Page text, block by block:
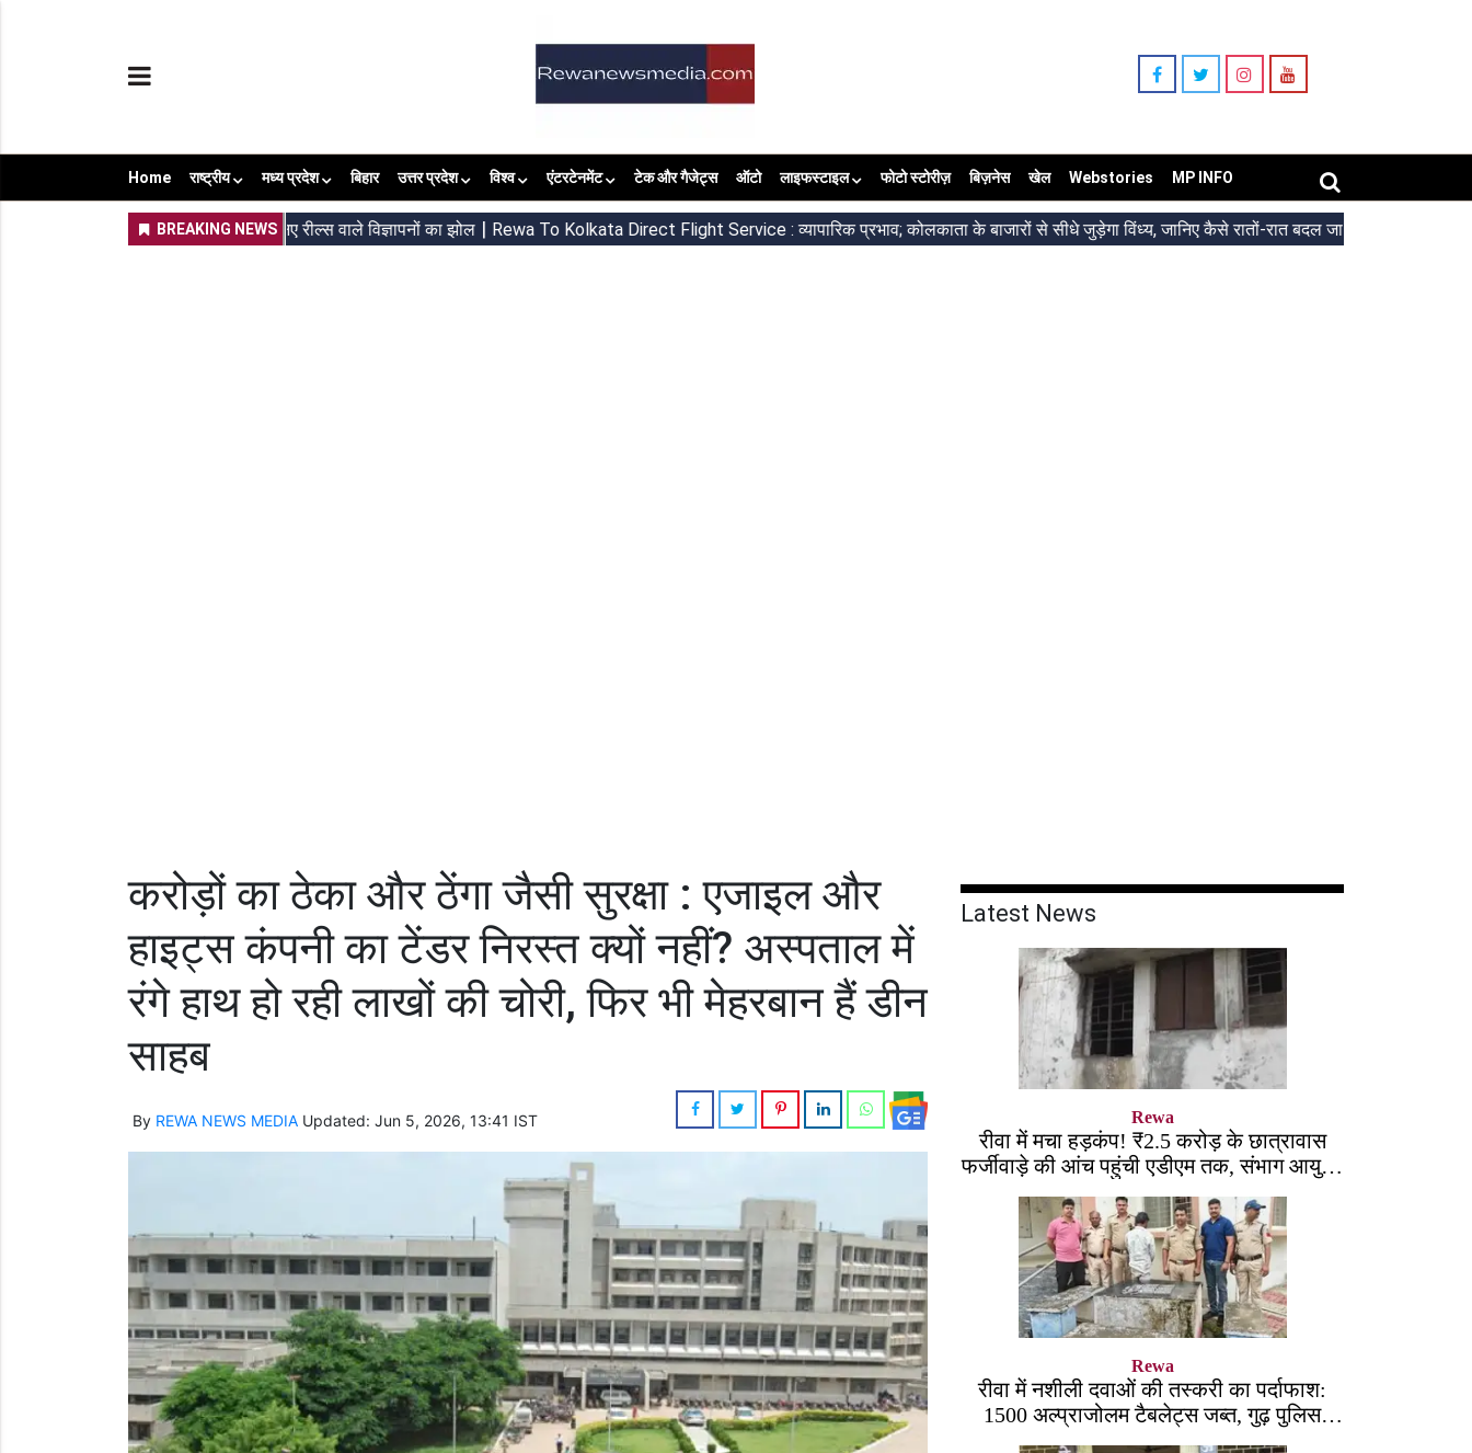
Home राष्ट्रीय मध्य प्रदेश बिहार उत्तर प्रदेश विश्व एंटरटेनमेंट टेक और गैजेट्स ऑटो लाइफस्टाइल फोटो स्टोरीज़ बिज़नेस खेल Webstories MP INFO
करोड़ों का ठेका और ठेंगा जैसी सुरक्षा : एजाइल और
हाइट्स कंपनी का टेंडर निरस्त क्यों नहीं? अस्पताल में
रंगे हाथ हो रही लाखों की चोरी, फिर भी मेहरबान हैं डीन
साहब
By REWA NEWS MEDIA Updated: Jun 5, 2026, 13:41 IST
Latest News
Rewa
रीवा में मचा हड़कंप! ₹2.5 करोड़ के छात्रावास
फर्जीवाड़े की आंच पहुंची एडीएम तक, संभाग आयुक्त
को भेजा एक्शन लेटर
Rewa
रीवा में नशीली दवाओं की तस्करी का पर्दाफाश:
1500 अल्प्राजोलम टैबलेट्स जब्त, गुढ़ पुलिस
खंगाल रही सप्लाई चेन